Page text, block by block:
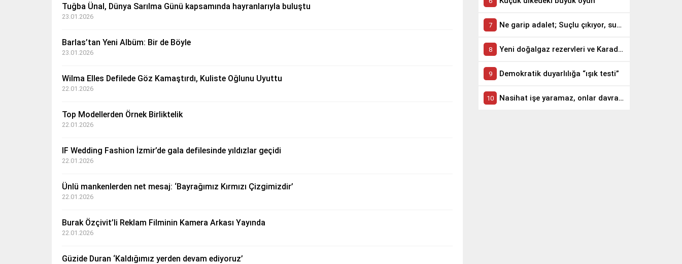
Tuğba Ünal, Dünya Sarılma Günü kapsamında hayranlarıyla buluştu
23.01.2026
Barlas’tan Yeni Albüm: Bir de Böyle
23.01.2026
Wilma Elles Defilede Göz Kamaştırdı, Kuliste Oğlunu Uyuttu
22.01.2026
Top Modellerden Örnek Birliktelik
22.01.2026
IF Wedding Fashion İzmir’de gala defilesinde yıldızlar geçidi
22.01.2026
Ünlü mankenlerden net mesaj: ‘Bayrağımız Kırmızı Çizgimizdir’
22.01.2026
Burak Özçivit’li Reklam Filminin Kamera Arkası Yayında
22.01.2026
Güzide Duran ‘Kaldığımız yerden devam ediyoruz’
Ne garip adalet; Suçlu çıkıyor, suçsuz yatırıyor
Yeni doğalgaz rezervleri ve Karadeniz’in jeopolitiği
Demokratik duyarlılığa “ışık testi”
Nasihat işe yaramaz, onlar davranışa bakar